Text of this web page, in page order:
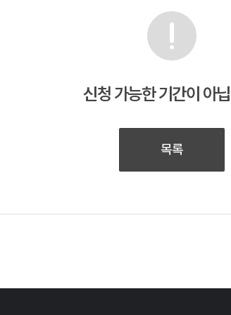
신청 가능한 기간이 아
목록